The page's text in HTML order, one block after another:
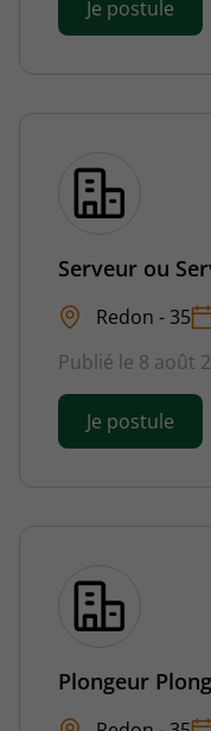
Je postule
Serveur ou
Redon - 35
Publié le 8 août
Je postule
Plongeur